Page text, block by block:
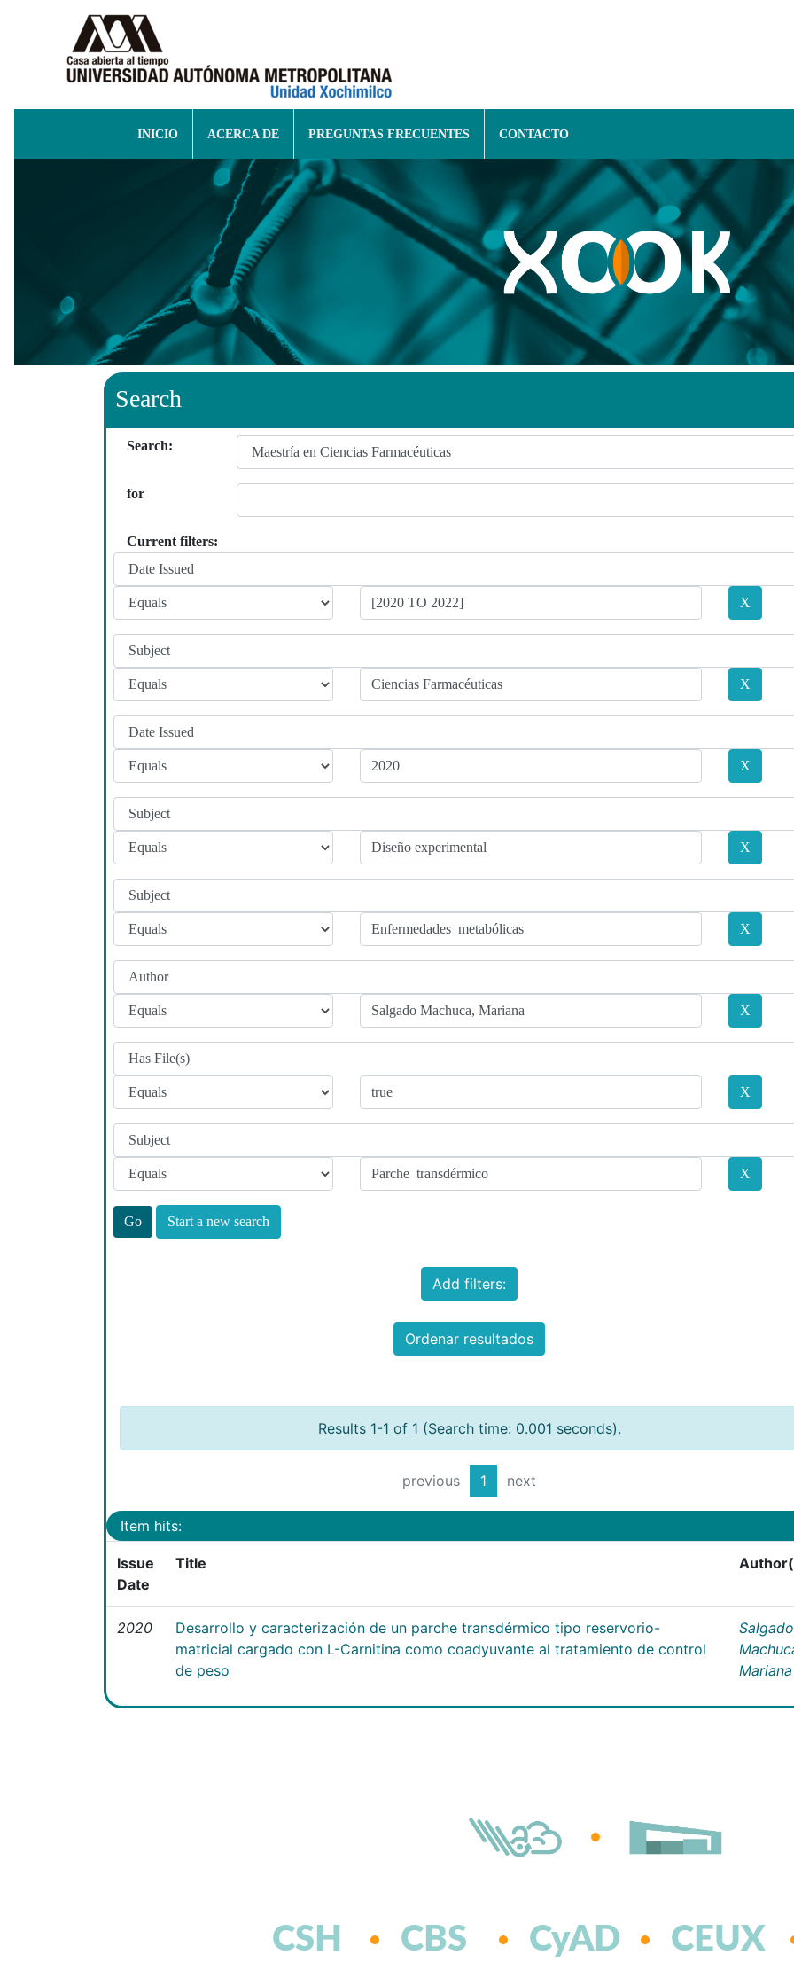
INICIO ACERCA DE PREGUNTAS FRECUENTES CONTACTO
Search
Search:
for
Current filters:
Start a new search
Add filters:
Ordenar resultados
Results 1-1 of 1 (Search time: 0.001 seconds).
previous 1 next
Item hits:
Issue
Date
Title
2020
Desarrollo y caracterización de un parche transdérmico tipo reservorio-
matricial cargado con L-Carnitina como coadyuvante al tratamiento de control
de peso
Salgado
Mariana
CSH CBS CyAD CEUX